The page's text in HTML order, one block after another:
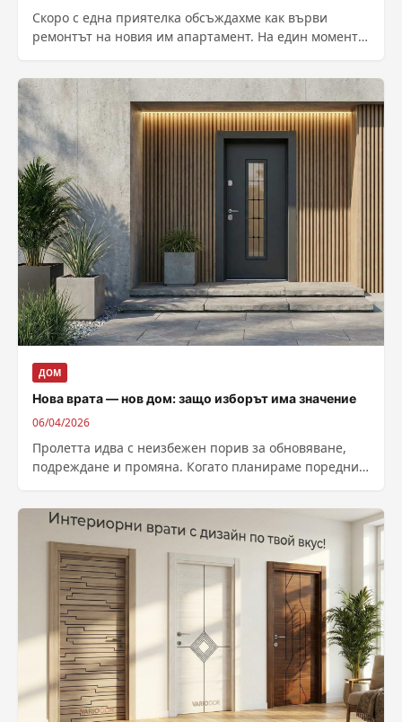
Скоро с една приятелка обсъждахме как върви
ремонтът на новия им апартамент. На един момент
ДОМ
Нова врата — нов дом: защо изборът има значение
06/04/2026
Пролетта идва с неизбежен порив за обновяване,
подреждане и промяна. Когато планираме поредния